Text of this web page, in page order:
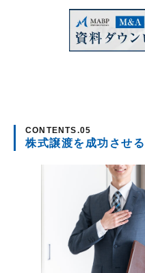
株式譲渡を成功させ